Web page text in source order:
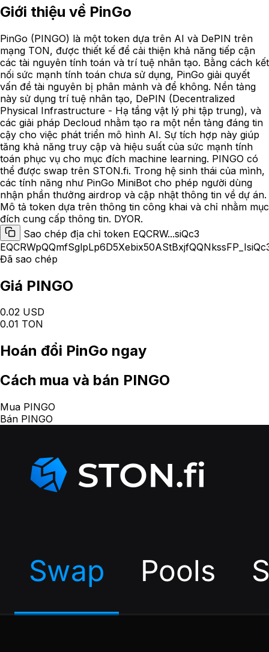
Giới thiệu về PinGo
PinGo (PINGO) là một token dựa trên AI và DePIN trên
mạng TON, được thiết kế để cải thiện khả năng tiếp cận
các tài nguyên tính toán và trí tuệ nhân tạo. Bằng cách kết
nối sức mạnh tính toán chưa sử dụng, PinGo giải quyết
vấn đề tài nguyên bị phân mảnh và để không. Nền tảng
này sử dụng trí tuệ nhân tạo, DePIN (Decentralized
Physical Infrastructure - Hạ tầng vật lý phi tập trung), và
các giải pháp Decloud nhằm tạo ra một nền tảng đáng tin
cậy cho việc phát triển mô hình AI. Sự tích hợp này giúp
tăng khả năng truy cập và hiệu suất của sức mạnh tính
toán phục vụ cho mục đích machine learning. PINGO có
thể được swap trên STON.fi. Trong hệ sinh thái của mình,
các tính năng như PinGo MiniBot cho phép người dùng
nhận phần thưởng airdrop và cập nhật thông tin về dự án.
Mô tả token dựa trên thông tin công khai và chỉ nhằm mục
đích cung cấp thông tin. DYOR.
Sao chép địa chỉ token EQCRW...siQc3
Đã sao chép
Giá PINGO
0.02 USD
0.01 TON
Hoán đổi PinGo ngay
Cách mua và bán PINGO
Mua PINGO
Bán PINGO